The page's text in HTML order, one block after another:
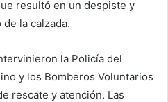
resultó en un despiste y
la calzada.
la Policía del
y los Bomberos Voluntarios
rescate y atención. Las